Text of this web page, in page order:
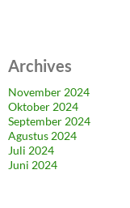
Archives
November 2024
Oktober 2024
September 2024
Agustus 2024
Juli 2024
Juni 2024